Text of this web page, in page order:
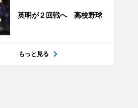
英明が２回戦へ 高校野球
もっと見る